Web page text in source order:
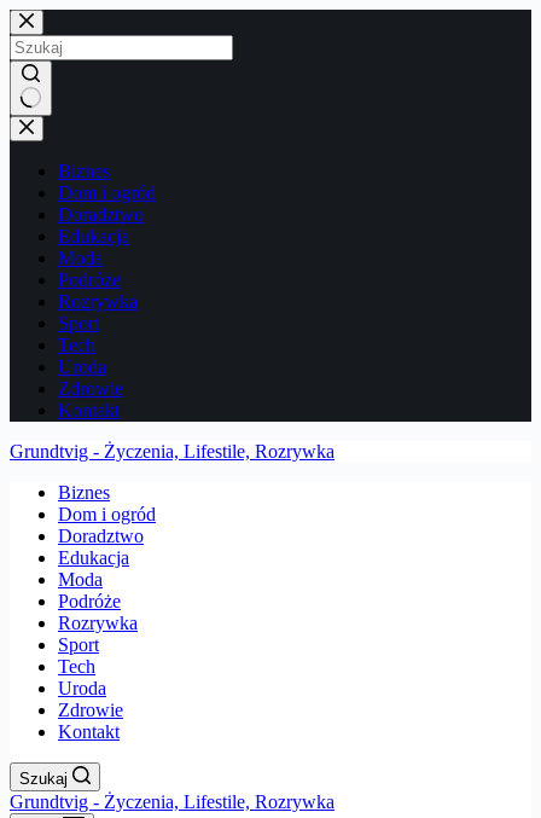
Przejdź
do
treści
Brak
wyników
Biznes
Dom i ogród
Doradztwo
Edukacja
Moda
Podróże
Rozrywka
Sport
Tech
Uroda
Zdrowie
Kontakt
Grundtvig - Życzenia, Lifestile, Rozrywka
Biznes
Dom i ogród
Doradztwo
Edukacja
Moda
Podróże
Rozrywka
Sport
Tech
Uroda
Zdrowie
Kontakt
Szukaj
Grundtvig - Życzenia, Lifestile, Rozrywka